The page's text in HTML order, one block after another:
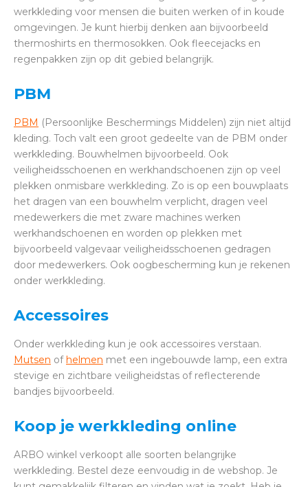
werkkleding voor mensen die buiten werken of in koude
omgevingen. Je kunt hierbij denken aan bijvoorbeeld
thermoshirts en thermosokken. Ook fleecejacks en
regenpakken zijn op dit gebied belangrijk.
PBM
PBM (Persoonlijke Beschermings Middelen) zijn niet altijd
kleding. Toch valt een groot gedeelte van de PBM onder
werkkleding. Bouwhelmen bijvoorbeeld. Ook
veiligheidsschoenen en werkhandschoenen zijn op veel
plekken onmisbare werkkleding. Zo is op een bouwplaats
het dragen van een bouwhelm verplicht, dragen veel
medewerkers die met zware machines werken
werkhandschoenen en worden op plekken met
bijvoorbeeld valgevaar veiligheidsschoenen gedragen
door medewerkers. Ook oogbescherming kun je rekenen
onder werkkleding.
Accessoires
Onder werkkleding kun je ook accessoires verstaan.
Mutsen ofhelmen met een ingebouwde lamp, een extra
stevige en zichtbare veiligheidstas of reflecterende
bandjes bijvoorbeeld.
Koop je werkkleding online
ARBO winkel verkoopt alle soorten belangrijke
werkkleding. Bestel deze eenvoudig in de webshop. Je